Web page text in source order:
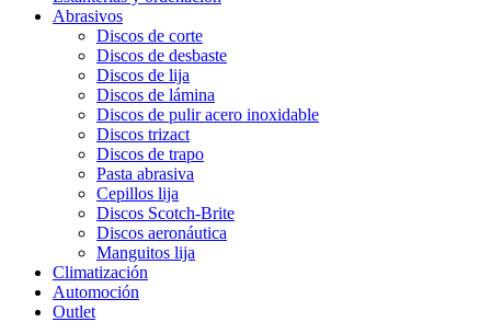
Abrasivos
Discos de corte
Discos de desbaste
Discos de lija
Discos de lámina
Discos de pulir acero inoxidable
Discos trizact
Discos de trapo
Pasta abrasiva
Cepillos lija
Discos Scotch-Brite
Discos aeronáutica
Manguitos lija
Climatización
Automoción
Outlet